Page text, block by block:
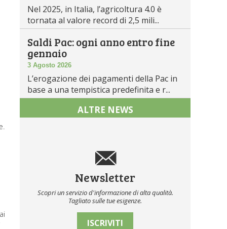
Nel 2025, in Italia, l’agricoltura 4.0 è
tornata al valore record di 2,5 mili...
Saldi Pac: ogni anno entro fine
gennaio
3 Agosto 2026
L’erogazione dei pagamenti della Pac in
base a una tempistica predefinita e r...
ALTRE NEWS
Newsletter
Scopri un servizio d'informazione di alta qualità.
Tagliato sulle tue esigenze.
ISCRIVITI